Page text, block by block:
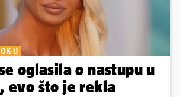
U
oglasila o nastupu u
evo što je rekla